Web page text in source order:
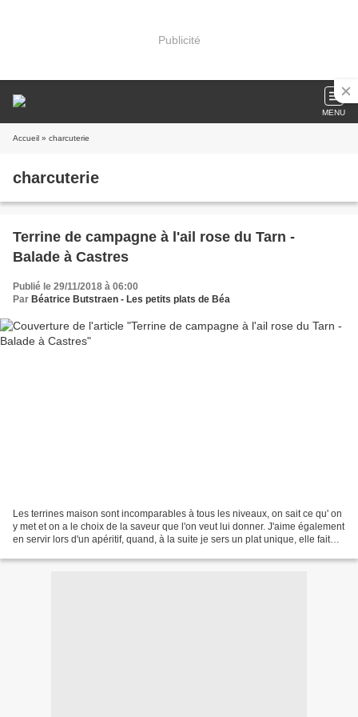
Publicité
MENU
Accueil » charcuterie
charcuterie
Terrine de campagne à l'ail rose du Tarn -
Balade à Castres
Publié le 29/11/2018 à 06:00
Par Béatrice Butstraen - Les petits plats de Béa
Les terrines maison sont incomparables à tous les niveaux, on sait ce qu' on
y met et on a le choix de la saveur que l'on veut lui donner. J'aime également
en servir lors d'un apéritif, quand, à la suite je sers un plat unique, elle fait